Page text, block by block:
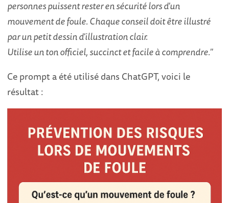
personnes puissent rester en sécurité lors d'un
mouvement de foule. Chaque conseil doit être illustré
par un petit dessin d'illustration clair.
Utilise un ton officiel, succinct et facile à comprendre."
Ce prompt a été utilisé dans ChatGPT, voici le
résultat :